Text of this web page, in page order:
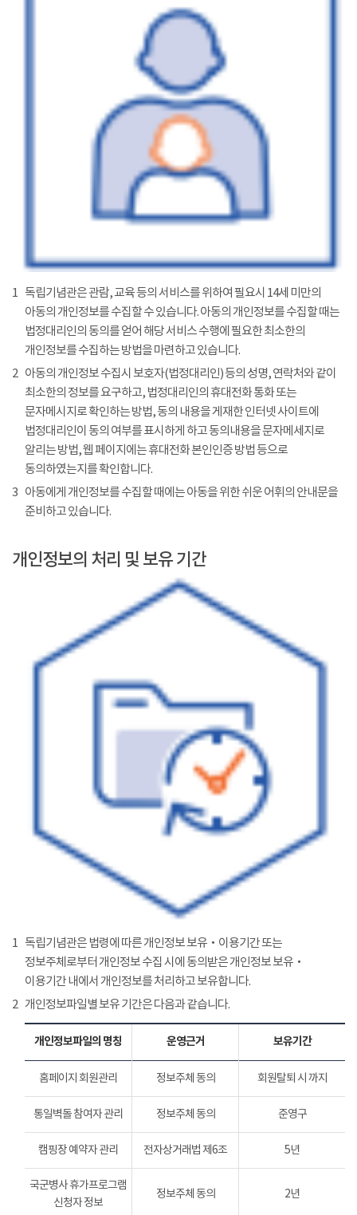
1 독립기념관은 관람, 교육 등의 서비스를 위하여 필요시 14세 미만의
아동의 개인정보를 수집할 수 있습니다. 아동의 개인정보를 수집할 때는
법정대리인의 동의를 얻어 해당 서비스 수행에 필요한 최소한의
개인정보를 수집하는 방법을 마련하고 있습니다.
2 아동의 개인정보 수집시 보호자(법정대리인) 등의 성명, 연락처와 같이
최소한의 정보를 요구하고, 법정대리인의 휴대전화 통화 또는
문자메시지로 확인하는 방법, 동의 내용을 게재한 인터넷 사이트에
법정대리인이 동의 여부를 표시하게 하고 동의내용을 문자메세지로
알리는 방법, 웹 페이지에는 휴대전화 본인인증 방법 등으로
동의하였는지를 확인합니다.
3 아동에게 개인정보를 수집할 때에는 아동을 위한 쉬운 어휘의 안내문을
준비하고 있습니다.
개인정보의 처리 및 보유 기간
1 독립기념관은 법령에 따른 개인정보 보유‧이용기간 또는
정보주체로부터 개인정보 수집 시에 동의받은 개인정보 보유‧
이용기간 내에서 개인정보를 처리하고 보유합니다.
2 개인정보파일별 보유 기간은 다음과 같습니다.
개인정보파일의 명칭 운영근거 보유기간
홈페이지 회원관리 정보주체 동의 회원탈퇴 시 까지
통일벽돌 참여자 관리 정보주체 동의 준영구
캠핑장 예약자 관리 전자상거래법 제6조 5년
국군병사 휴가프로그램
신청자 정보
정보주체 동의 2년